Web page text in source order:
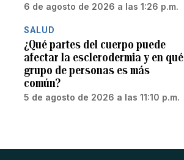
6 de agosto de 2026 a las 1:26 p.m.
SALUD
¿Qué partes del cuerpo puede
afectar la esclerodermia y en qué
grupo de personas es más
común?
5 de agosto de 2026 a las 11:10 p.m.